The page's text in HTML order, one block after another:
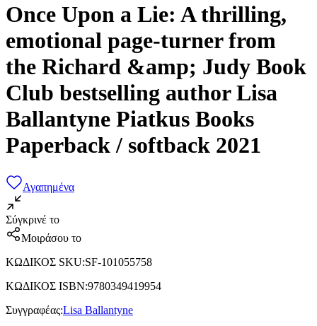
Once Upon a Lie: A thrilling,
emotional page-turner from
the Richard &amp; Judy Book
Club bestselling author Lisa
Ballantyne Piatkus Books
Paperback / softback 2021
Αγαπημένα
Σύγκρινέ το
Μοιράσου το
ΚΩΔΙΚΟΣ SKU:SF-101055758
ΚΩΔΙΚΟΣ ISBN:9780349419954
Συγγραφέας:Lisa Ballantyne